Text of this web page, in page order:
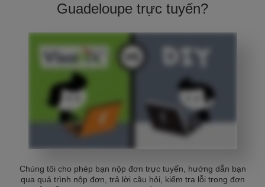
Guadeloupe trực tuyến?
Chúng tôi cho phép bạn nộp đơn trực tuyến, hướng dẫn bạn
qua quá trình nộp đơn, trả lời câu hỏi, kiểm tra lỗi trong đơn